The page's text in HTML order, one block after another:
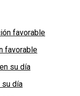
favorable
su día